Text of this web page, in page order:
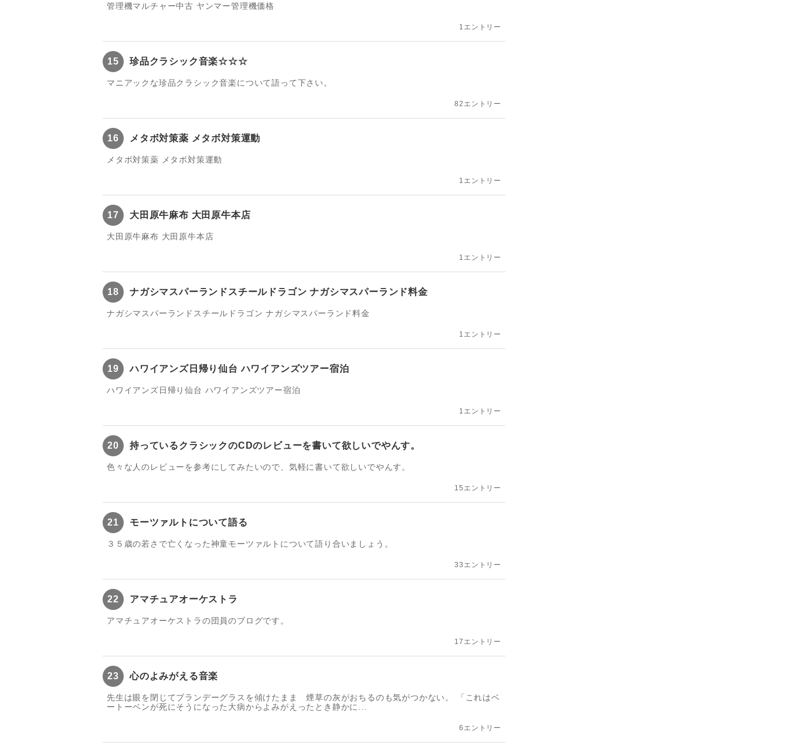
管理機マルチャー中古 ヤンマー管理機価格
1エントリー
15 珍品クラシック音楽☆☆☆
マニアックな珍品クラシック音楽について語って下さい。
82エントリー
16 メタボ対策薬 メタボ対策運動
メタボ対策薬 メタボ対策運動
1エントリー
17 大田原牛麻布 大田原牛本店
大田原牛麻布 大田原牛本店
1エントリー
18 ナガシマスパーランドスチールドラゴン ナガシマスパーランド料金
ナガシマスパーランドスチールドラゴン ナガシマスパーランド料金
1エントリー
19 ハワイアンズ日帰り仙台 ハワイアンズツアー宿泊
ハワイアンズ日帰り仙台 ハワイアンズツアー宿泊
1エントリー
20 持っているクラシックのCDのレビューを書いて欲しいでやんす。
色々な人のレビューを参考にしてみたいので、気軽に書いて欲しいでやんす。
15エントリー
21 モーツァルトについて語る
３５歳の若さで亡くなった神童モーツァルトについて語り合いましょう。
33エントリー
22 アマチュアオーケストラ
アマチュアオーケストラの団員のブログです。
17エントリー
23 心のよみがえる音楽
先生は眼を閉じてブランデーグラスを傾けたまま 煙草の灰がおちるのも気がつかない。 「これはベ
ートーベンが死にそうになった大病からよみがえったとき静かに...
6エントリー